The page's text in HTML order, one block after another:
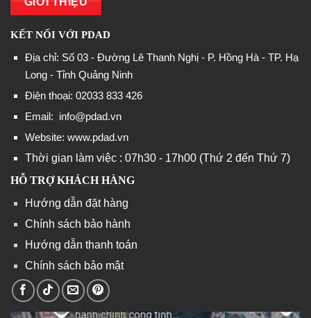
KẾT NỐI VỚI PDAD
Địa chỉ: Số 03 - Đường Lê Thanh Nghị - P. Hồng Hà - TP. Hạ
Long - Tỉnh Quảng Ninh
Điện thoại: 02033 833 426
Email: info@pdad.vn
Website: www.pdad.vn
Thời gian làm việc : 07h30 - 17h00 (Thứ 2 đến Thứ 7)
HỖ TRỢ KHÁCH HÀNG
Hướng dẫn đặt hàng
Chính sách bảo hành
Hướng dẫn thanh toán
Chính sách bảo mật